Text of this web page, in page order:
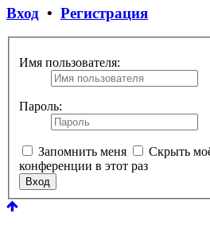
Вход • Регистрация
Имя пользователя:
Пароль:
Запомнить меня
Скрыть
конференции в этот раз